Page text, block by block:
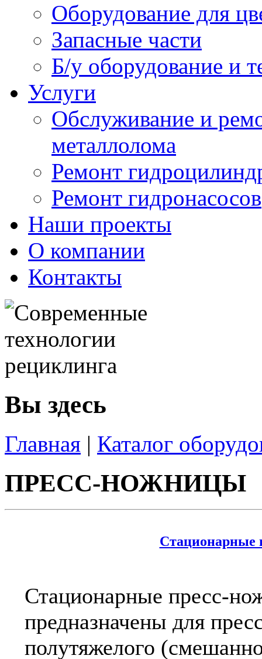
Оборудование для
Запасные части
Б/у оборудование и
Услуги
Обслуживание и
металлолома
Ремонт
Ремонт гидронасосов
Наши проекты
О компании
Контакты
Вы здесь
Главная | Каталог
ПРЕСС-НОЖНИЦЫ
Стационарные
Стационарные пресс-
предназначены для
полутяжелого